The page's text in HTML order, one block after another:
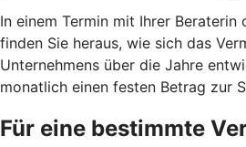
In einem Termin mit Ihrer Beraterin
finden Sie heraus, wie sich das
Unternehmens über die Jahre
monatlich einen festen Betrag zur
Für eine bestimmte